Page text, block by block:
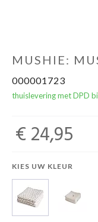
MUSHIE:
000001723
thuislevering met DPD
€ 24,95
KIES UW KLEUR